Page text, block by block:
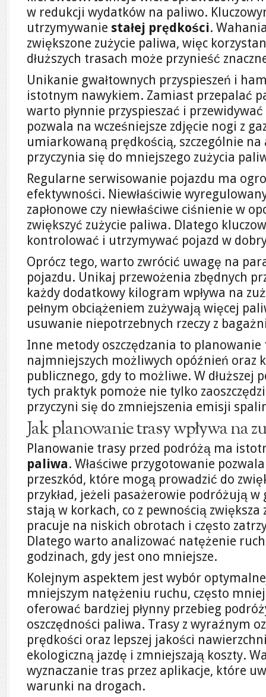
w redukcji wydatków na paliwo.
utrzymywanie stałej prędkości.
zwiększone zużycie paliwa, więc
dłuższych trasach może przynieść
Unikanie gwałtownych przyspieszeń i
istotnym nawykiem. Zamiast przepalać
warto płynnie przyspieszać i
pozwala na wcześniejsze zdjęcie nogi z
umiarkowaną prędkością, szczególnie
przyczynia się do mniejszego zużycia
Regularne serwisowanie pojazdu ma
efektywności. Niewłaściwie
zapłonowe czy niewłaściwe ciśnienie w
zwiększyć zużycie paliwa. Dlatego
kontrolować i utrzymywać pojazd w
Oprócz tego, warto zwrócić uwagę na
pojazdu. Unikaj przewożenia zbędnych
każdy dodatkowy kilogram wpływa na
pełnym obciążeniem zużywają więcej
usuwanie niepotrzebnych rzeczy z
Inne metody oszczędzania to
najmniejszych możliwych opóźnień oraz
publicznego, gdy to możliwe. W dłuższej
tych praktyk pomoże nie tylko
przyczyni się do zmniejszenia emisji
Jak planowanie trasy wpływa na
Planowanie trasy przed podróżą ma
paliwa. Właściwe przygotowanie
przeszkód, które mogą prowadzić do
przykład, jeżeli pasażerowie podróżują w
stają w korkach, co z pewnością
pracuje na niskich obrotach i często
Dlatego warto analizować natężenie
godzinach, gdy jest ono mniejsze.
Kolejnym aspektem jest wybór
mniejszym natężeniu ruchu, często mniej
oferować bardziej płynny przebieg
oszczędności paliwa. Trasy z wyraźnym
prędkości oraz lepszej jakości
ekologiczną jazdę i zmniejszają koszty.
wyznaczanie tras przez aplikacje, które
warunki na drogach.